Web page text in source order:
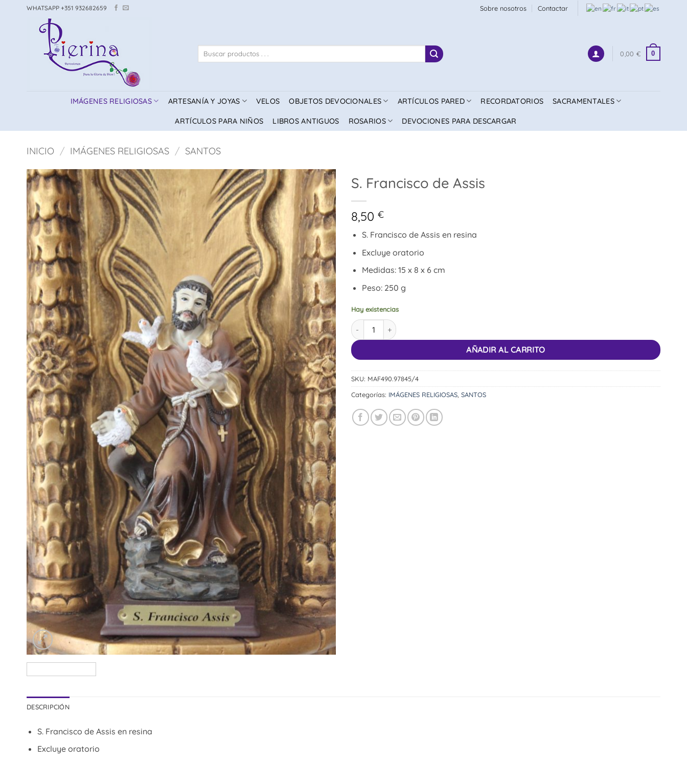
WHATSAPP +351 932682659 Sobre nosotros Contactar
Buscar
0,00 € 0
IMÁGENES RELIGIOSAS ARTESANÍA Y JOYAS VELOS OBJETOS DEVOCIONALES ARTÍCULOS PARED RECORDATORIOS SACRAMENTALES
ARTÍCULOS PARA NIÑOS LIBROS ANTIGUOS ROSARIOS DEVOCIONES PARA DESCARGAR
INICIO / IMÁGENES RELIGIOSAS / SANTOS
S. Francisco de Assis
8,50 €
S. Francisco de Assis en resina
Excluye oratorio
Medidas: 15 x 8 x 6 cm
Peso: 250 g
Hay existencias
S. Francisco de Assis cantidad
AÑADIR AL CARRITO
SKU: MAF490.97845/4
Categorías: IMÁGENES RELIGIOSAS, SANTOS
DESCRIPCIÓN
S. Francisco de Assis en resina
Excluye oratorio